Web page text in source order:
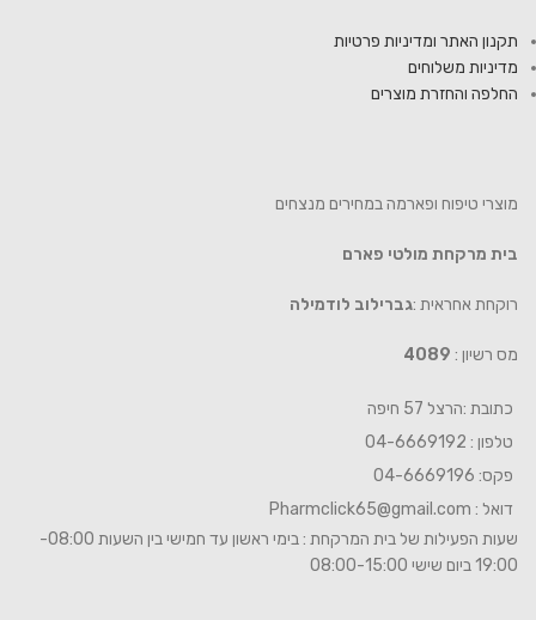
תקנון האתר ומדיניות פרטיות
מדיניות משלוחים
החלפה והחזרת מוצרים
מוצרי טיפוח ופארמה במחירים מנצחים
בית מרקחת מולטי פארם
רוקחת אחראית :גברילוב לודמילה
מס רשיון : 4089
כתובת :הרצל 57 חיפה
טלפון : 04-6669192
פקס: 04-6669196
דואל : Pharmclick65@gmail.com
שעות הפעילות של בית המרקחת : בימי ראשון עד חמישי בין השעות 08:00-
19:00 ביום שישי 08:00-15:00